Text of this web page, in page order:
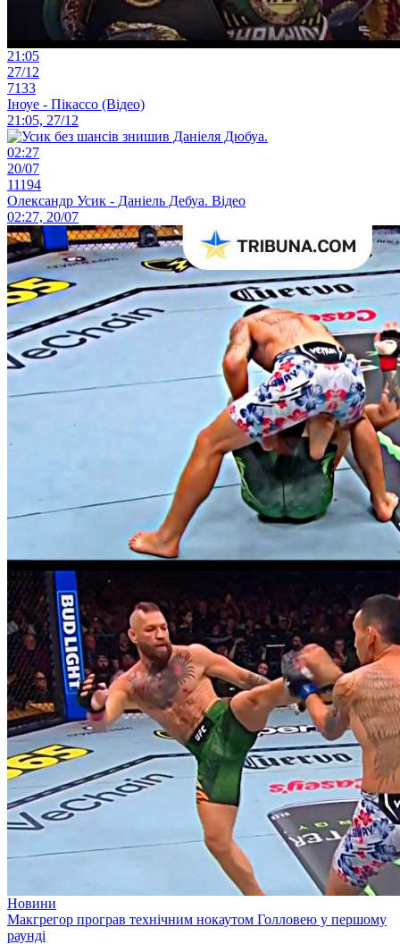
21:05
27/12
7133
Іноуе - Пікассо (Відео)
21:05, 27/12
02:27
20/07
11194
Олександр Усик - Даніель Дебуа. Відео
02:27, 20/07
Новини
Макгрегор програв технічним нокаутом Голловею у першому
раунді